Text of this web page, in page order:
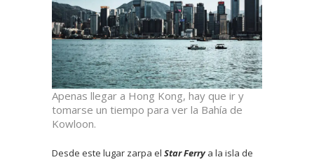
Apenas llegar a Hong Kong, hay que ir y
tomarse un tiempo para ver la Bahía de
Kowloon.
Desde este lugar zarpa el Star Ferrya la isla de